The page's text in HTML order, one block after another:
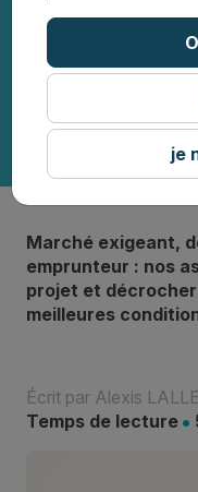
LES
4 ASTUCES
Marché exigeant,
emprunteur : nos
projet et
meilleures
Écrit par Alexis
Temps de lecture
je